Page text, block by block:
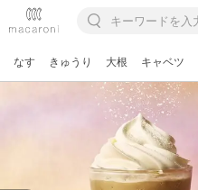
なす きゅうり 大根 キャベツ